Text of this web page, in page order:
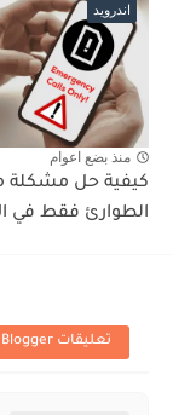
اندرويد
منذ بضع اعوام
كيفية حل مشكلة
الطوارئ فقط في
تعليقات Blogger